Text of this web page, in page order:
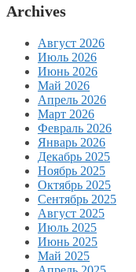
Archives
Август 2026
Июль 2026
Июнь 2026
Май 2026
Апрель 2026
Март 2026
Февраль 2026
Январь 2026
Декабрь 2025
Ноябрь 2025
Октябрь 2025
Сентябрь 2025
Август 2025
Июль 2025
Июнь 2025
Май 2025